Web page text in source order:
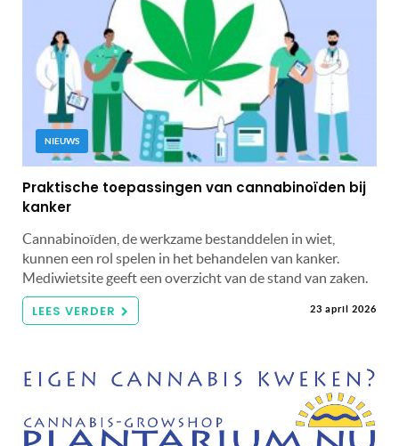
NIEUWS
Praktische toepassingen van cannabinoïden bij
kanker
Cannabinoïden, de werkzame bestanddelen in wiet,
kunnen een rol spelen in het behandelen van kanker.
Mediwietsite geeft een overzicht van de stand van zaken.
LEES VERDER 23 april 2026